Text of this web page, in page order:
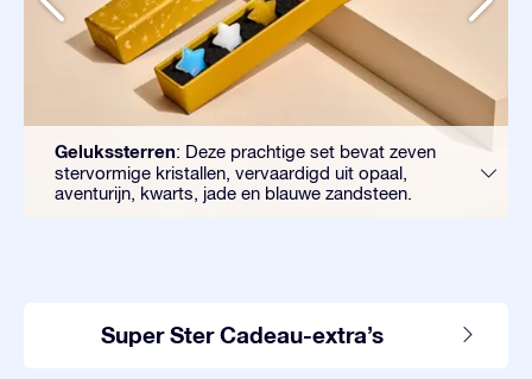
Gelukssterren: Deze prachtige set bevat zeven
stervormige kristallen, vervaardigd uit opaal,
aventurijn, kwarts, jade en blauwe zandsteen.
Super Ster Cadeau-extra’s